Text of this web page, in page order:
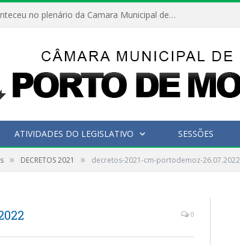
Hoje dia 05 de julho aconteceu no plenário da Camara Municipal de Porto de Moz a Sessão Solene de Abertura dos Trabalhos Legislativos 2º Período da 23ª Legislatura
ATIVIDADES DO LEGISLATIVO SESSÕES
» DECRETOS 2021 » decretos-2021-cm-portodemoz-26.07.2022
0